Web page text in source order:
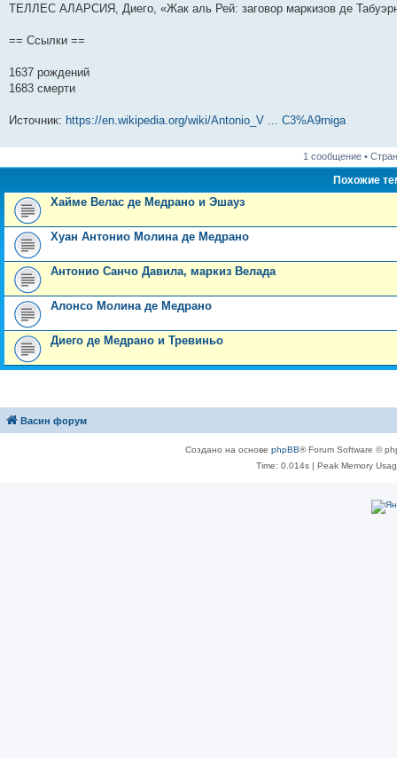
ТЕЛЛЕС АЛАРСИЯ, Диего, «Жак аль Рей: заговор маркизов де
== Ссылки ==
1637 рождений
1683 смерти
Источник: https://en.wikipedia.org/wiki/Antonio_V ... C3%A9rniga
1 сообщение •
Похожие
Хайме Велас де Медрано и Эшауз
Хуан Антонио Молина де Медрано
Антонио Санчо Давила, маркиз Велада
Алонсо Молина де Медрано
Диего де Медрано и Тревиньо
Васин форум
Создано на основе phpBB® Forum Software ©
Time: 0.014s| Peak Memory